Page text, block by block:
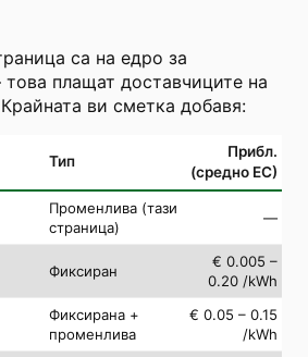
са на едро за
плащат доставчиците на
ви сметка добавя:
Тип
Прибл.
(средно ЕС)
Променлива (тази
страница)
—
Фиксиран
€ 0.005 –
0.20 /kWh
Фиксирана +
променлива
€ 0.05 – 0.15
/kWh